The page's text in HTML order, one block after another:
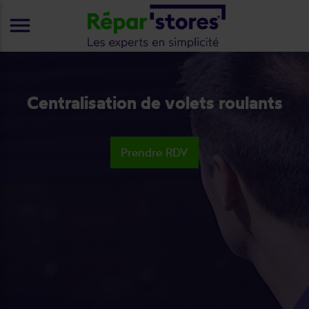
Centralisation de volets roulants
Prendre RDV
menu